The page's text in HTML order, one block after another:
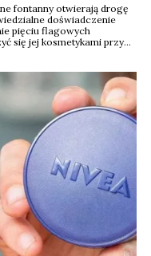
fontanny otwierają drogę
doświadczenie
pięciu flagowych
się jej kosmetykami przy